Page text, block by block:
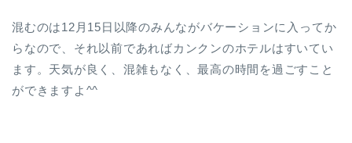
混むのは12月15日以降のみんながバケーションに入ってか
らなので、それ以前であればカンクンのホテルはすいてい
ます。天気が良く、混雑もなく、最高の時間を過ごすこと
ができますよ^^